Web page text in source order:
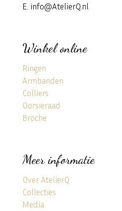
E. info@AtelierQ.nl
Winkel online
Ringen
Armbanden
Colliers
Oorsieraad
Broche
Meer informatie
Over AtelierQ
Collecties
Media